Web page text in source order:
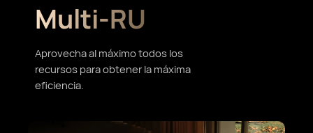
Multi-RU
Aprovecha al máximo todos los
recursos para obtener la máxima
eficiencia.